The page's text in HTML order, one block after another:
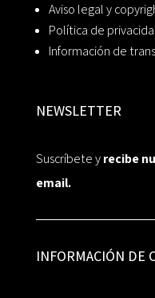
Aviso legal y
Política de
Información de
NEWSLETTER
Suscríbete yrecibe
email.
INFORMACIÓN DE